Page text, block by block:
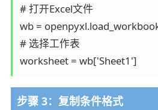
# 打开Excel文件
wb =
# 选择工作表
worksheet = wb['Sheet1']
步骤 3：复制条件格式